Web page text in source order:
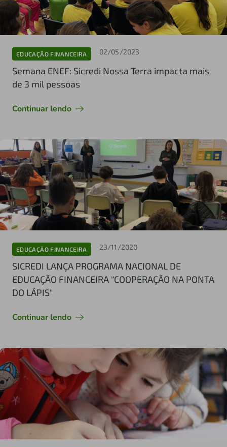
EDUCAÇÃO FINANCEIRA 02/05/2023
Semana ENEF: Sicredi Nossa Terra impacta mais
de 3 mil pessoas
Continuar lendo
EDUCAÇÃO FINANCEIRA 23/11/2020
SICREDI LANÇA PROGRAMA NACIONAL DE
EDUCAÇÃO FINANCEIRA "COOPERAÇÃO NA PONTA
DO LÁPIS"
Continuar lendo